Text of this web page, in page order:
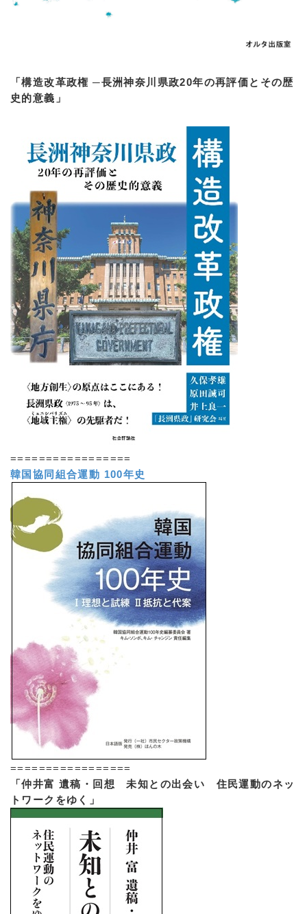
「構造改革政権 ─長洲神奈川県政20年の再評価とその歴
史的意義」
=================
韓国協同組合運動 100年史
=================
「仲井富 遺稿・回想 未知との出会い 住民運動のネッ
トワークをゆく」